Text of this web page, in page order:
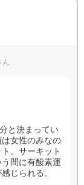
ん
と決まってい
女性のみなの
。サーキット
間に有酸素運
じられる。